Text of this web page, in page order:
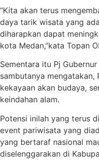
“Kita akan terus
daya tarik wisata yang
diharapkan dapat
kota Medan,”kata Topan
Sementara itu Pj
sambutanya mengatakan,
kekayaan akan budaya,
keindahan alam.
Potensi inilah yang terus
event pariwisata yang
yang bertaraf nasional
diselenggarakan di